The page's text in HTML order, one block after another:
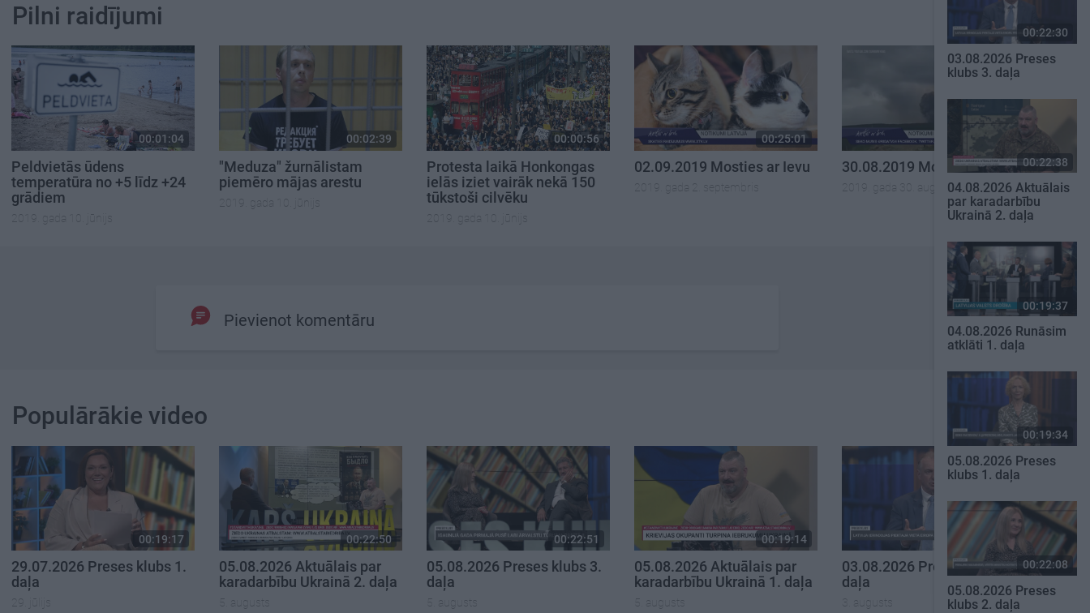
Pilni raidījumi
00:01:04
Peldvietās ūdens
temperatūra no +5 līdz +24
grādiem
2019. gada 10. jūnijs
00:02:39
"Meduza" žurnālistam
piemēro mājas arestu
2019. gada 10. jūnijs
00:00:56
Protesta laikā Honkongas
ielās iziet vairāk nekā 150
tūkstoši cilvēku
2019. gada 10. jūnijs
00:25:01
02.09.2019 Mosties ar Ievu
2019. gada 2. septembris
30.08.2019 Mosties ar Ievu
2019. gada 30. augusts
Pievienot komentāru
Populārākie video
00:19:17
29.07.2026 Preses klubs 1.
daļa
29. jūlijs
00:22:50
05.08.2026 Aktuālais par
karadarbību Ukrainā 2. daļa
5. augusts
00:22:51
05.08.2026 Preses klubs 3.
daļa
5. augusts
00:19:14
05.08.2026 Aktuālais par
karadarbību Ukrainā 1. daļa
5. augusts
00:22:30
03.08.2026 Preses klubs 3.
daļa
3. augusts
00:22:30
03.08.2026 Preses
klubs 3. daļa
00:22:38
04.08.2026 Aktuālais
par karadarbību
Ukrainā 2. daļa
00:19:37
04.08.2026 Runāsim
atklāti 1. daļa
00:19:34
05.08.2026 Preses
klubs 1. daļa
00:22:08
05.08.2026 Preses
klubs 2. daļa